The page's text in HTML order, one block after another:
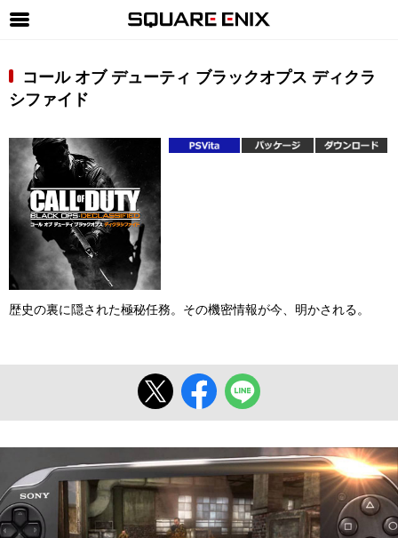
ゲーム
ミュージック
グッズ
ストア
メンバーズ
動画
SQUARE ENIX サイト内検索
コール オブ デューティ ブラックオプス ディクラ
シファイド
歴史の裏に隠された極秘任務。その機密情報が今、明かされる。